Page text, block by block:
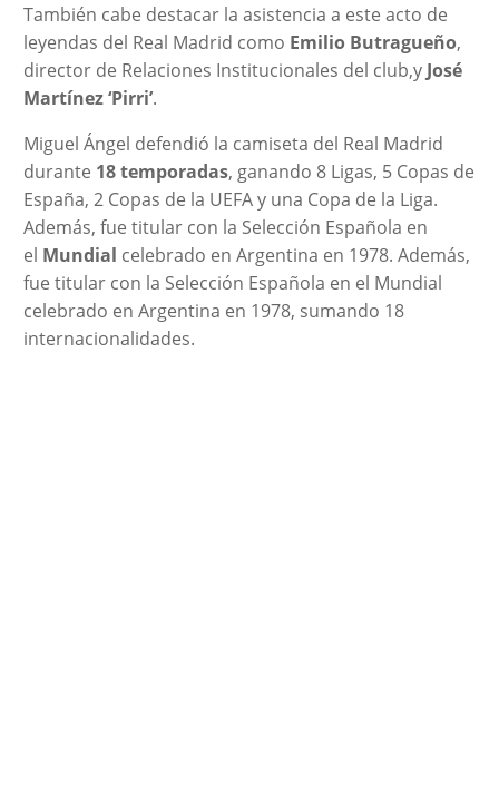
También cabe destacar la asistencia a este acto de
leyendas del Real Madrid como Emilio Butragueño,
director de Relaciones Institucionales del club,yJosé
Martínez ‘Pirri’.
Miguel Ángel defendió la camiseta del Real Madrid
durante 18 temporadas, ganando 8 Ligas, 5 Copas de
España, 2 Copas de la UEFA y una Copa de la Liga.
Además, fue titular con la Selección Española en
el Mundial celebrado en Argentina en 1978. Además,
fue titular con la Selección Española en el Mundial
celebrado en Argentina en 1978, sumando 18
internacionalidades.